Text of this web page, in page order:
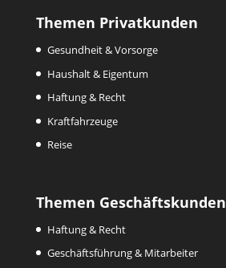
Themen Privatkunden
Gesundheit & Vorsorge
Haushalt & Eigentum
Haftung & Recht
Kraftfahrzeuge
Reise
Themen Geschäftskunden
Haftung & Recht
Geschäftsführung & Mitarbeiter